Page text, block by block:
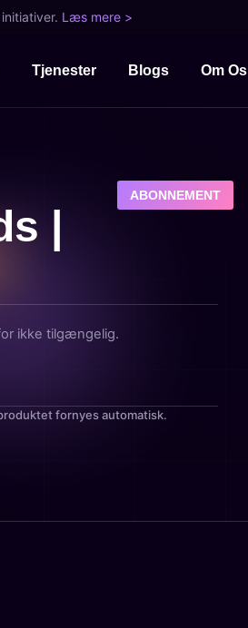
initiativer. Læs mere >
Tjenester Blogs Om Os
ABONNEMENT
|
ikke tilgængelig.
fornyes automatisk.